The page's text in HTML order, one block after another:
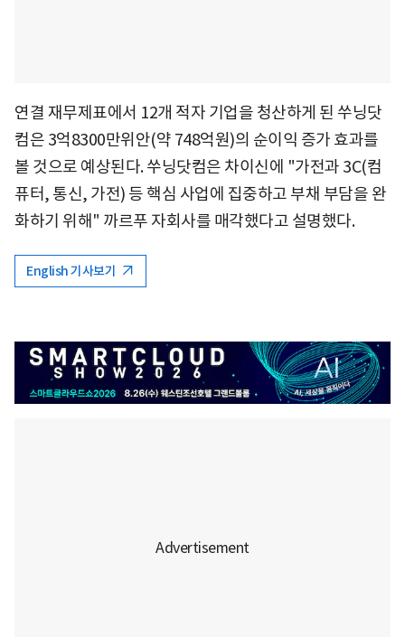
연결 재무제표에서 12개 적자 기업을 청산하게 된 쑤닝닷
컴은 3억8300만위안(약 748억원)의 순이익 증가 효과를
볼 것으로 예상된다. 쑤닝닷컴은 차이신에 "가전과 3C(컴
퓨터, 통신, 가전) 등 핵심 사업에 집중하고 부채 부담을 완
화하기 위해" 까르푸 자회사를 매각했다고 설명했다.
English 기사보기